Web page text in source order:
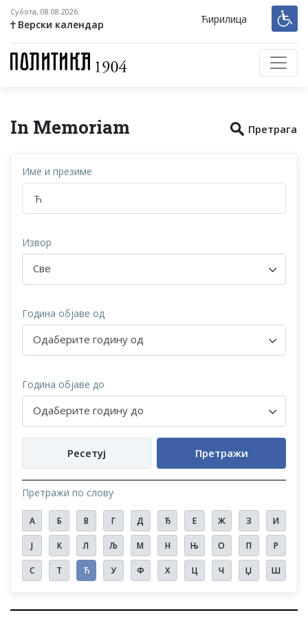
Субота, 08.08.2026.
Верски календар Ћирилица
In Memoriam Претрага
Име и презиме
Извор
Све
Година објаве од
Одаберите годину од
Година објаве до
Одаберите годину до
Ресетуј Претражи
Претражи по слову
А Б В Г Д Ђ Е Ж З И
Ј К Л Љ М Н Њ О П Р
С Т Ћ У Ф Х Ц Ч Џ Ш